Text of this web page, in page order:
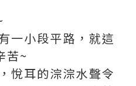
一小段平路，就這
苦~
悅耳的淙淙水聲令